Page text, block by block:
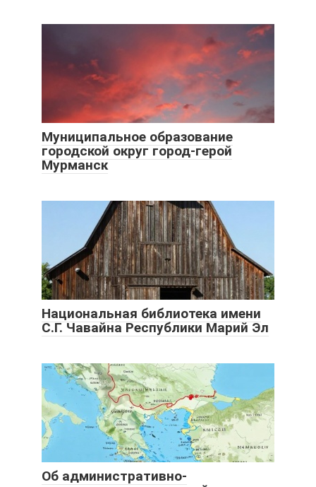
Муниципальное образование
городской округ город-герой
Мурманск
Национальная библиотека имени
С.Г. Чавайна Республики Марий Эл
Об административно-